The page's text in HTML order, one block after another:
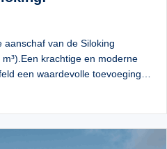
aanschaf van de Siloking
krachtige en moderne
een waardevolle toevoeging…